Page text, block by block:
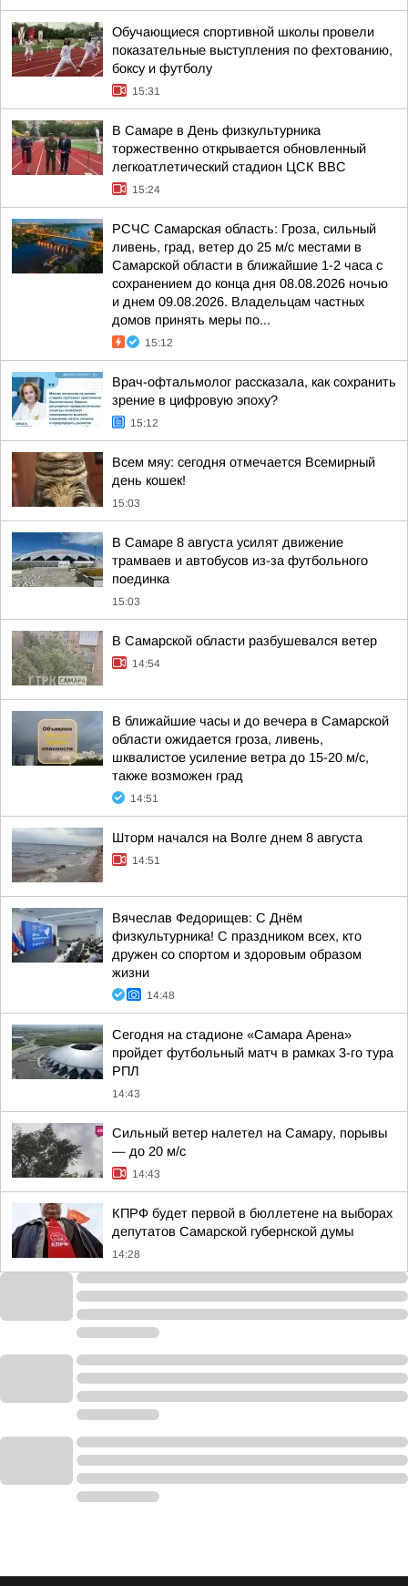
Обучающиеся спортивной школы провели
показательные выступления по фехтованию,
боксу и футболу
15:31
В Самаре в День физкультурника
торжественно открывается обновленный
легкоатлетический стадион ЦСК ВВС
15:24
РСЧС Самарская область: Гроза, сильный
ливень, град, ветер до 25 м/с местами в
Самарской области в ближайшие 1-2 часа с
сохранением до конца дня 08.08.2026 ночью
и днем 09.08.2026. Владельцам частных
домов принять меры по...
15:12
Врач-офтальмолог рассказала, как сохранить
зрение в цифровую эпоху?
15:12
Всем мяу: сегодня отмечается Всемирный
день кошек!
15:03
В Самаре 8 августа усилят движение
трамваев и автобусов из-за футбольного
поединка
15:03
В Самарской области разбушевался ветер
14:54
В ближайшие часы и до вечера в Самарской
области ожидается гроза, ливень,
шквалистое усиление ветра до 15-20 м/с,
также возможен град
14:51
Шторм начался на Волге днем 8 августа
14:51
Вячеслав Федорищев: С Днём
физкультурника! С праздником всех, кто
дружен со спортом и здоровым образом
жизни
14:48
Сегодня на стадионе «Самара Арена»
пройдет футбольный матч в рамках 3-го тура
РПЛ
14:43
Сильный ветер налетел на Самару, порывы
— до 20 м/с
14:43
КПРФ будет первой в бюллетене на выборах
депутатов Самарской губернской думы
14:28